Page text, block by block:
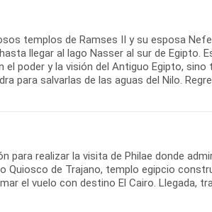
templos de Ramses II y su esposa
llegar al lago Nasser al sur de Egipto.
poder y la visión del Antiguo Egipto, sino
para salvarlas de las aguas del Nilo.
para realizar la visita de Philae donde
de Trajano, templo egipcio
el vuelo con destino El Cairo. Llegada,